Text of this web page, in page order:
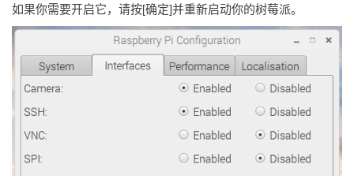
如果你需要开启它，请按[确定]并重新启动你的树莓派。